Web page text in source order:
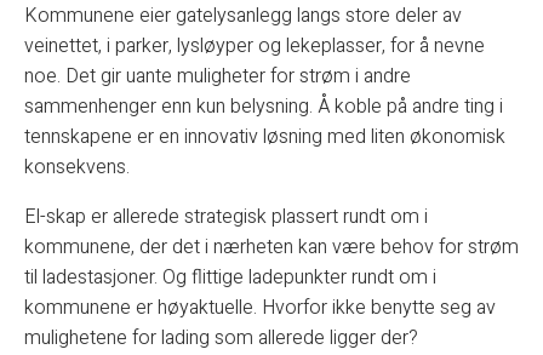
Kommunene eier gatelysanlegg langs store deler av
veinettet, i parker, lysløyper og lekeplasser, for å nevne
noe. Det gir uante muligheter for strøm i andre
sammenhenger enn kun belysning. Å koble på andre ting i
tennskapene er en innovativ løsning med liten økonomisk
konsekvens.
El-skap er allerede strategisk plassert rundt om i
kommunene, der det i nærheten kan være behov for strøm
til ladestasjoner. Og flittige ladepunkter rundt om i
kommunene er høyaktuelle. Hvorfor ikke benytte seg av
mulighetene for lading som allerede ligger der?